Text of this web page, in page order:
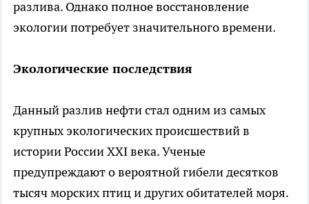
разлива. Однако полное восстановление
экологии потребует значительного времени.
Экологические последствия
Данный разлив нефти стал одним из самых
крупных экологических происшествий в
истории России XXI века. Ученые
предупреждают о вероятной гибели десятков
тысяч морских птиц и других обитателей моря.